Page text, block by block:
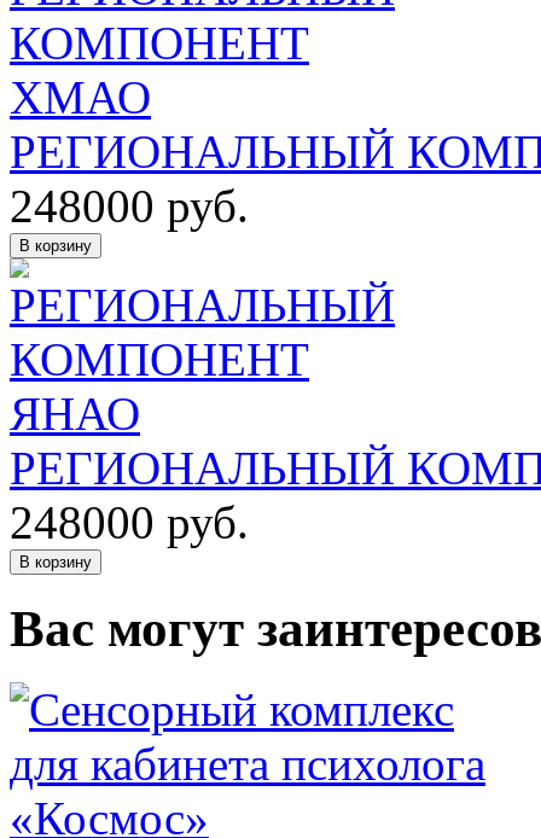
РЕГИОНАЛЬНЫЙ
248000 руб.
В корзину
РЕГИОНАЛЬНЫЙ
248000 руб.
В корзину
Вас могут